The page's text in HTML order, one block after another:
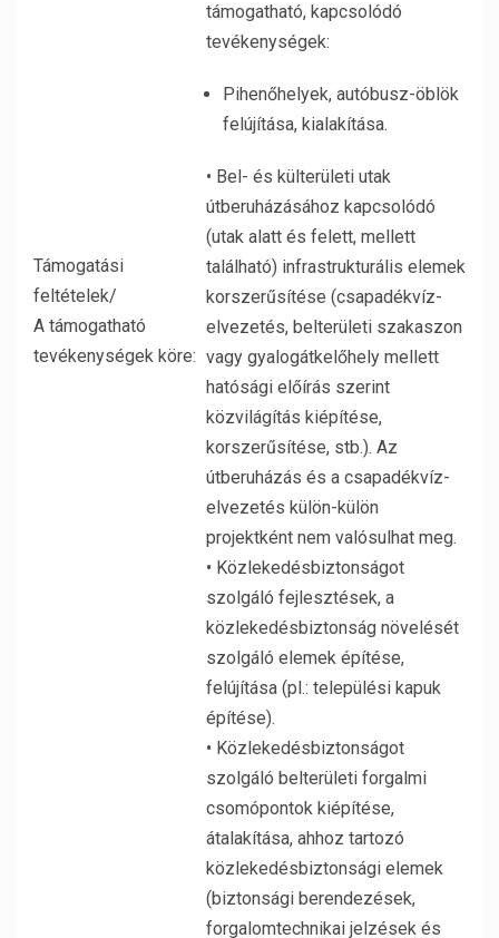
Támogatási
feltételek/
A támogatható
tevékenységek köre:
támogatható, kapcsolódó
tevékenységek:
Pihenőhelyek, autóbusz-öblök
felújítása, kialakítása.
• Bel- és külterületi utak
útberuházásához kapcsolódó
(utak alatt és felett, mellett
található) infrastrukturális elemek
korszerűsítése (csapadékvíz-
elvezetés, belterületi szakaszon
vagy gyalogátkelőhely mellett
hatósági előírás szerint
közvilágítás kiépítése,
korszerűsítése, stb.). Az
útberuházás és a csapadékvíz-
elvezetés külön-külön
projektként nem valósulhat meg.
• Közlekedésbiztonságot
szolgáló fejlesztések, a
közlekedésbiztonság növelését
szolgáló elemek építése,
felújítása (pl.: települési kapuk
építése).
• Közlekedésbiztonságot
szolgáló belterületi forgalmi
csomópontok kiépítése,
átalakítása, ahhoz tartozó
közlekedésbiztonsági elemek
(biztonsági berendezések,
forgalomtechnikai jelzések és